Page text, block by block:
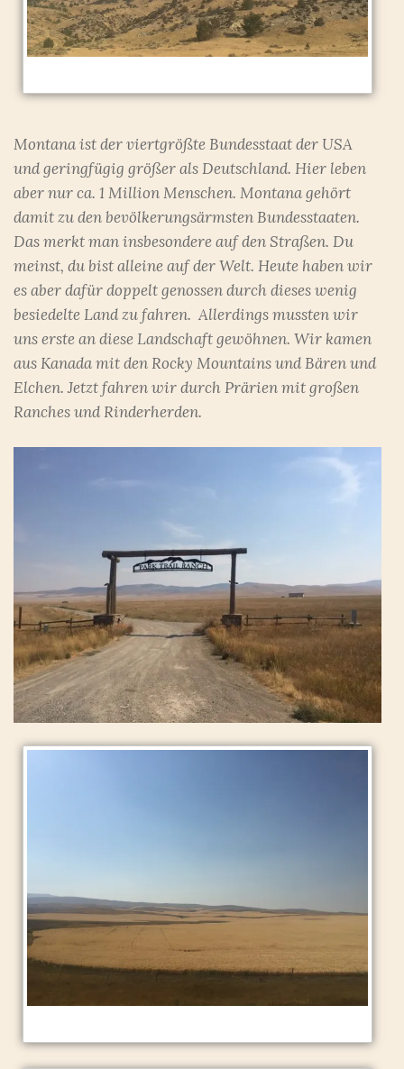
Montana ist der viertgrößte Bundesstaat der USA
und geringfügig größer als Deutschland. Hier leben
aber nur ca. 1 Million Menschen. Montana gehört
damit zu den bevölkerungsärmsten Bundesstaaten.
Das merkt man insbesondere auf den Straßen. Du
meinst, du bist alleine auf der Welt. Heute haben wir
es aber dafür doppelt genossen durch dieses wenig
besiedelte Land zu fahren. Allerdings mussten wir
uns erste an diese Landschaft gewöhnen. Wir kamen
aus Kanada mit den Rocky Mountains und Bären und
Elchen. Jetzt fahren wir durch Prärien mit großen
Ranches und Rinderherden.